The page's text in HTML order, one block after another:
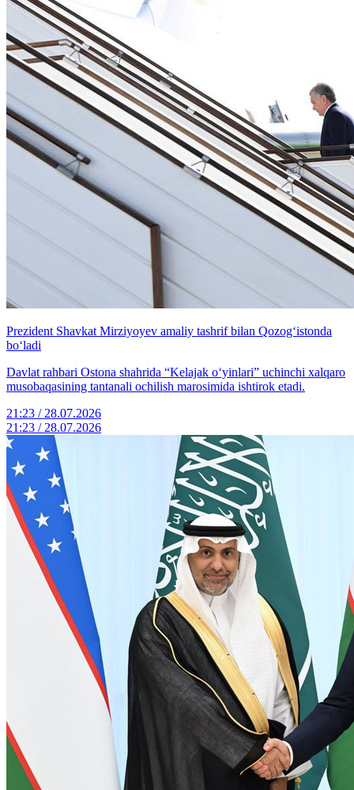
Prezident Shavkat Mirziyoyev amaliy tashrif bilan Qozog‘istonda
bo‘ladi
Davlat rahbari Ostona shahrida “Kelajak o‘yinlari” uchinchi xalqaro
musobaqasining tantanali ochilish marosimida ishtirok etadi.
21:23 / 28.07.2026
21:23 / 28.07.2026